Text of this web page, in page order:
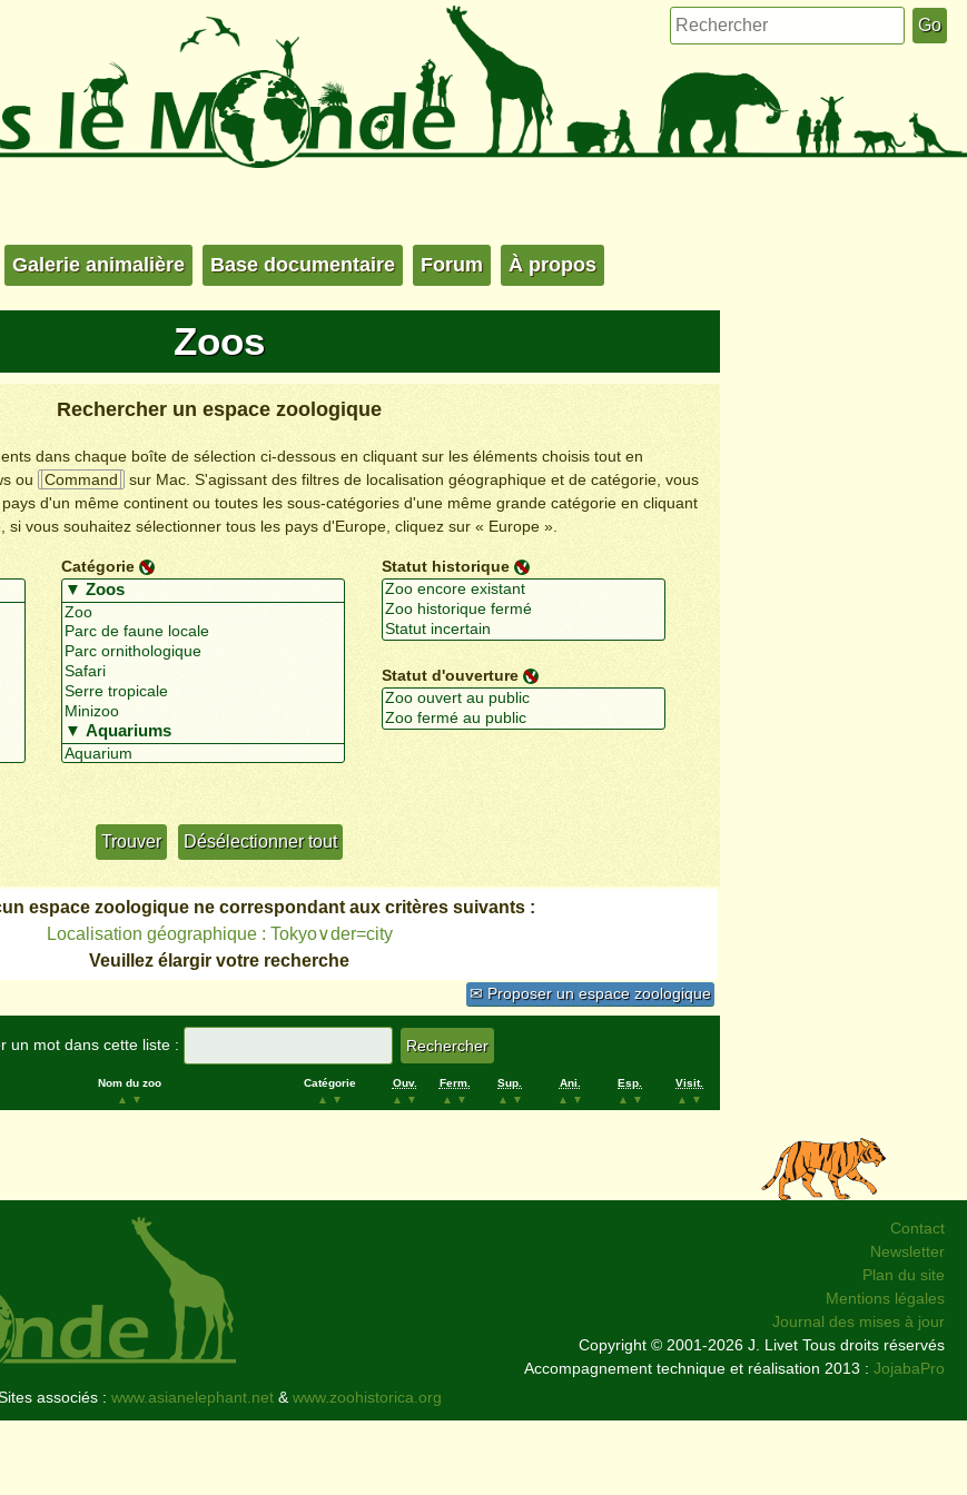
Galerie animalière Base documentaire Forum À propos
Zoos
Rechercher un espace zoologique
dans chaque boîte de sélection ci-dessous en cliquant sur les éléments choisis tout en
ou Command
sur Mac. S'agissant des filtres de localisation géographique et de catégorie, vous
d'un même continent ou toutes les sous-catégories d'une même grande catégorie en cliquant
vous souhaitez sélectionner tous les pays d'Europe, cliquez sur « Europe ».
Catégorie Statut historique
Statut d'ouverture
espace zoologique ne correspondant aux critères suivants :
Localisation géographique : Tokyo∨der=city
Veuillez élargir votre recherche
✉ Proposer un espace zoologique
un mot dans cette liste :
Nom du zoo
▲
▼
Catégorie
▲
▼
Ouv.
▲
▼
Ferm.
▲
▼
Sup.
▲
▼
Ani.
▲
▼
Esp.
▲
▼
Visit.
▲
▼
Contact
Newsletter
Plan du site
Mentions légales
Journal des mises à jour
Copyright © 2001-2026 J. Livet Tous droits réservés
Accompagnement technique et réalisation 2013 : JojabaPro
associés : www.asianelephant.net&www.zoohistorica.org